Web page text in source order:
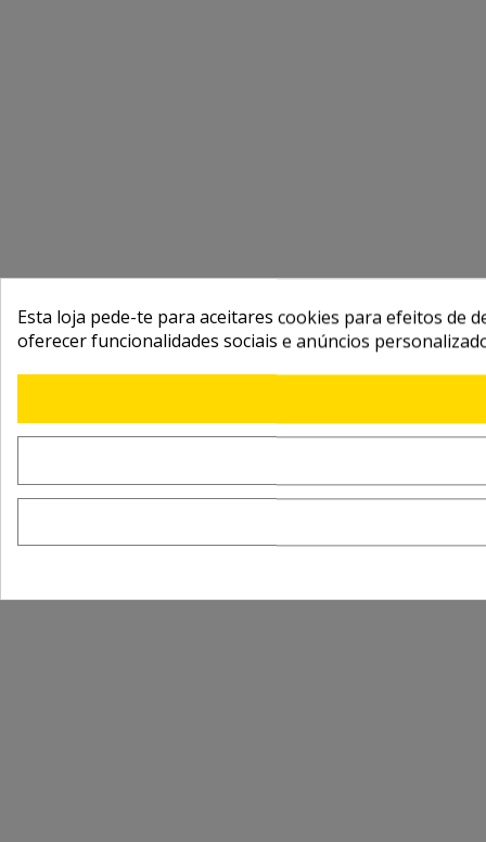
Esta loja pede-te para aceitares cookies para efeitos de
oferecer funcionalidades sociais e anúncios